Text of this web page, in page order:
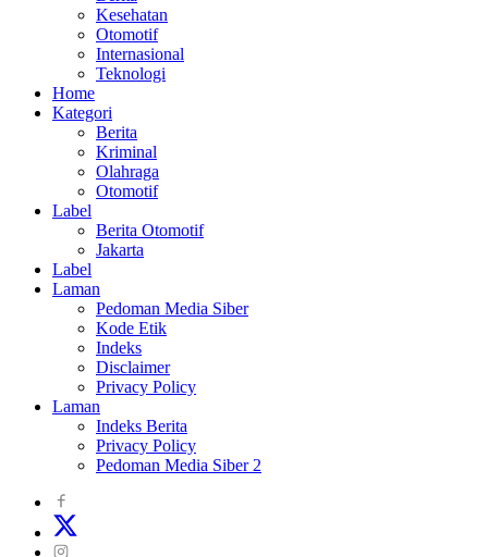
Kesehatan
Otomotif
Internasional
Teknologi
Home
Kategori
Berita
Kriminal
Olahraga
Otomotif
Label
Berita Otomotif
Jakarta
Label
Laman
Pedoman Media Siber
Kode Etik
Indeks
Disclaimer
Privacy Policy
Laman
Indeks Berita
Privacy Policy
Pedoman Media Siber 2